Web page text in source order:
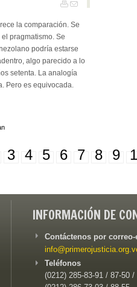
la comparación. Se
pragmatismo. Se
podría estarse
algo parecido a lo
setenta. La analogía
Pero es equivocada.
3 4 5 6 7 8 9
INFORMACIÓN DE
Contáctenos por
Teléfonos
(0212) 285-83-91 / 87-50 /